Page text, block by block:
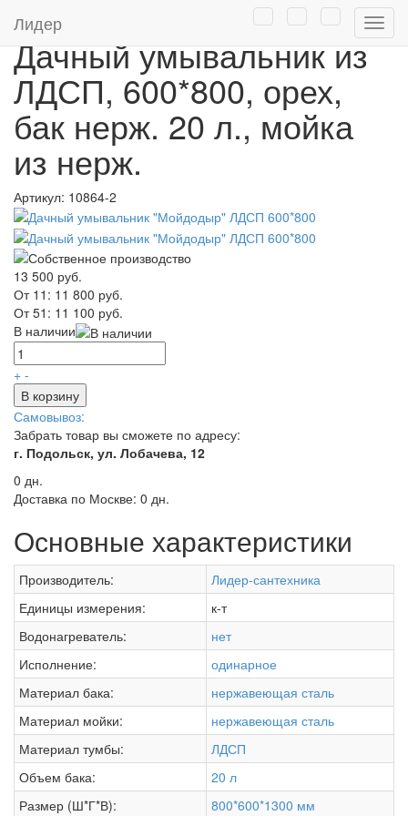
Лидер
Дачные умывальники
Дачный умывальник из
ЛДСП, 600*800, орех,
бак нерж. 20 л., мойка
из нерж.
Артикул: 10864-2
13 500 руб.
От 11: 11 800 руб.
От 51: 11 100 руб.
В наличии
+ -
В корзину
Самовывоз:
Забрать товар вы сможете по адресу:
г. Подольск, ул. Лобачева, 12
0 дн.
Доставка по Москве: 0 дн.
Основные характеристики
Производитель:
Лидер-сантехника
Единицы измерения:
к-т
Водонагреватель:
нет
Исполнение:
одинарное
Материал бака:
нержавеющая сталь
Материал мойки:
нержавеющая сталь
Материал тумбы:
ЛДСП
Объем бака:
20 л
Размер (Ш*Г*В):
800*600*1300 мм